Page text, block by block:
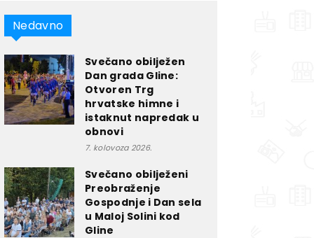
Nedavno
Svečano obilježen
Dan grada Gline:
Otvoren Trg
hrvatske himne i
istaknut napredak u
obnovi
7. kolovoza 2026.
Svečano obilježeni
Preobraženje
Gospodnje i Dan sela
u Maloj Solini kod
Gline